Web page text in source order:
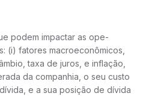
podem impactar as ope-
(i) fatores macroeconômicos,
taxa de juros, e inflação,
da companhia, o seu custo
e a sua posição de dívida